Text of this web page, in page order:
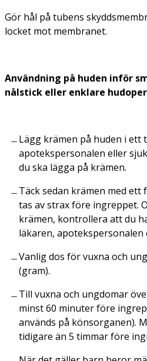
Gör hål på tubens
locket mot membranet.
Användning på huden inför
nålstick eller enklare
Lägg krämen på huden i ett
apotekspersonalen eller
du ska lägga på krämen.
Täck sedan krämen med
tas av strax före ingreppet.
krämen, kontrollera att du
läkaren,
Vanlig dos för vuxna och
(gram).
Till vuxna och ungdomar
minst 60 minuter före
används på könsorganen).
tidigare än 5 timmar före